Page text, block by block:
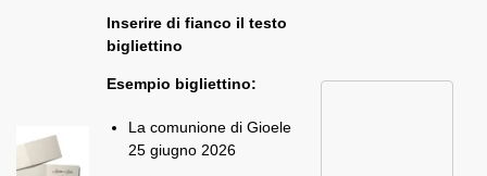
Inserire di fianco il testo
bigliettino
Esempio bigliettino:
La comunione di Gioele
25 giugno 2026